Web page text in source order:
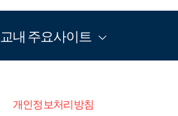
교내 주요사이트
개인정보처리방침